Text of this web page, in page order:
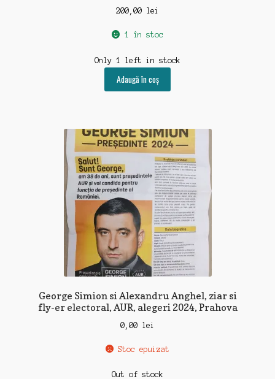
200,00 lei
1 în stoc
Only 1 left in stock
Adaugă în coș
George Simion si Alexandru Anghel, ziar si
fly-er electoral, AUR, alegeri 2024, Prahova
0,00 lei
Stoc epuizat
Out of stock